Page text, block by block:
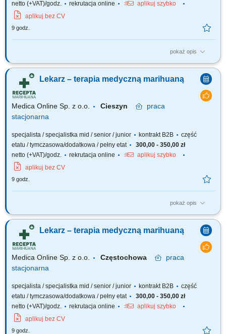
netto (+VAT)/godz.
rekrutacja online
aplikuj szybko
aplikuj bez CV
9 godz.
pokaż opis
Zapraszamy do współpracy z naszą firmą specjalizującą się w medycznej
marihuanie, działającej stacjonarnie. Poszukujemy doświadczonych
lekarzy i lekarek różnych specjalizacji, którzy są otwarci na rozwój oraz
poszerzanie wiedzy, aby dołączyć do naszego zespołu jako tzn. Lekarz...
Lekarz – terapia medyczną marihuaną
Medica Online Sp. z o.o. Cieszyn
praca
stacjonarna
specjalista / specjalistka mid / senior / junior kontrakt B2B
część
etatu / tymczasowa/dodatkowa / pełny etat
300,00 - 350,00 zł
netto (+VAT)/godz.
rekrutacja online
aplikuj szybko
aplikuj bez CV
9 godz.
pokaż opis
Zapraszamy do współpracy z naszą firmą specjalizującą się w medycznej
marihuanie, działającej stacjonarnie. Poszukujemy doświadczonych
lekarzy i lekarek różnych specjalizacji, którzy są otwarci na rozwój oraz
poszerzanie wiedzy, aby dołączyć do naszego zespołu jako tzn. Lekarz...
Lekarz – terapia medyczną marihuaną
Medica Online Sp. z o.o. Częstochowa
praca
stacjonarna
specjalista / specjalistka mid / senior / junior kontrakt B2B
część
etatu / tymczasowa/dodatkowa / pełny etat
300,00 - 350,00 zł
netto (+VAT)/godz.
rekrutacja online
aplikuj szybko
aplikuj bez CV
9 godz.